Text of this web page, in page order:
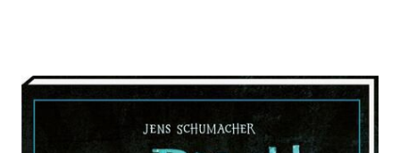
Das Buch mit dem Fluch – Mach
das weg! (Das Buch mit dem Fluch